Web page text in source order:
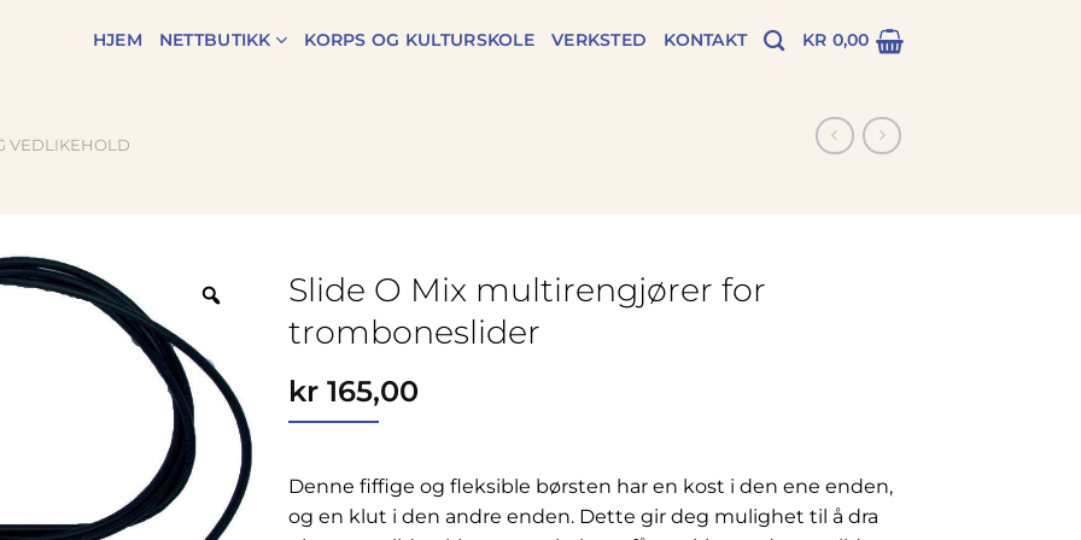
HJEM NETTBUTIKK KORPS OG KULTURSKOLE VERKSTED KONTAKT KR 0,00
VEDLIKEHOLD
Slide O Mix multirengjører for
tromboneslider
kr 165,00
Denne fiffige og fleksible børsten har en kost i den ene enden,
og en klut i den andre enden. Dette gir deg mulighet til å dra